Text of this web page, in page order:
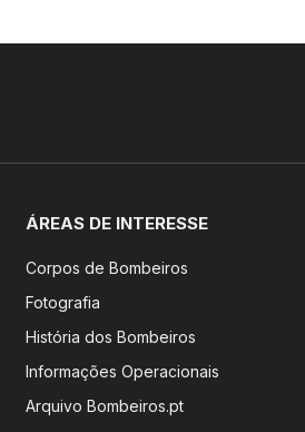
ÁREAS DE INTERESSE
Corpos de Bombeiros
Fotografia
História dos Bombeiros
Informações Operacionais
Arquivo Bombeiros.pt